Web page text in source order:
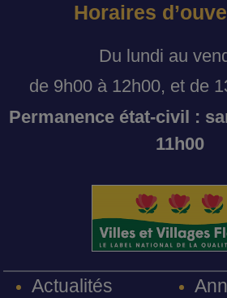
Horaires
Du lundi au
de 9h00 à 12h00, et de
Permanence état-civil :
11h00
Actualités